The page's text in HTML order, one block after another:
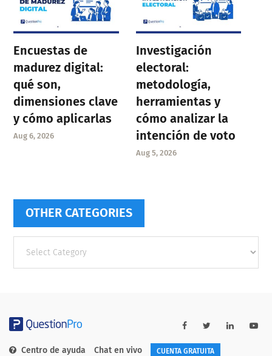
Encuestas de
madurez digital:
qué son,
dimensiones clave
y cómo aplicarlas
Aug 6, 2026
Investigación
electoral:
metodología,
herramientas y
cómo analizar la
intención de voto
Aug 5, 2026
OTHER CATEGORIES
categories
Centro de ayuda Chat en vivo CUENTA GRATUITA